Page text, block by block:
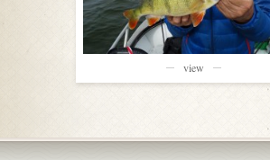
view